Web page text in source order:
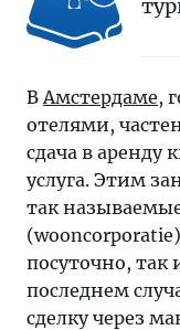
ВАмстердаме,
отелями,
сдача в аренду
услуга. Этим
так
посуточно, так
последнем
сделку через